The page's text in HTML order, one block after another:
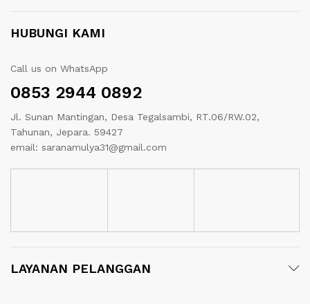
HUBUNGI KAMI
Call us on WhatsApp
0853 2944 0892
Jl. Sunan Mantingan, Desa Tegalsambi, RT.06/RW.02,
Tahunan, Jepara. 59427
email: saranamulya31@gmail.com
LAYANAN PELANGGAN